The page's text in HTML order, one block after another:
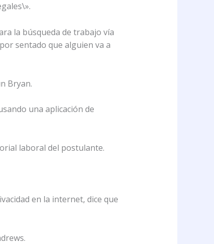
la búsqueda de trabajo vía
sentado que alguien va a
Bryan.
una aplicación de
laboral del postulante.
en la internet, dice que